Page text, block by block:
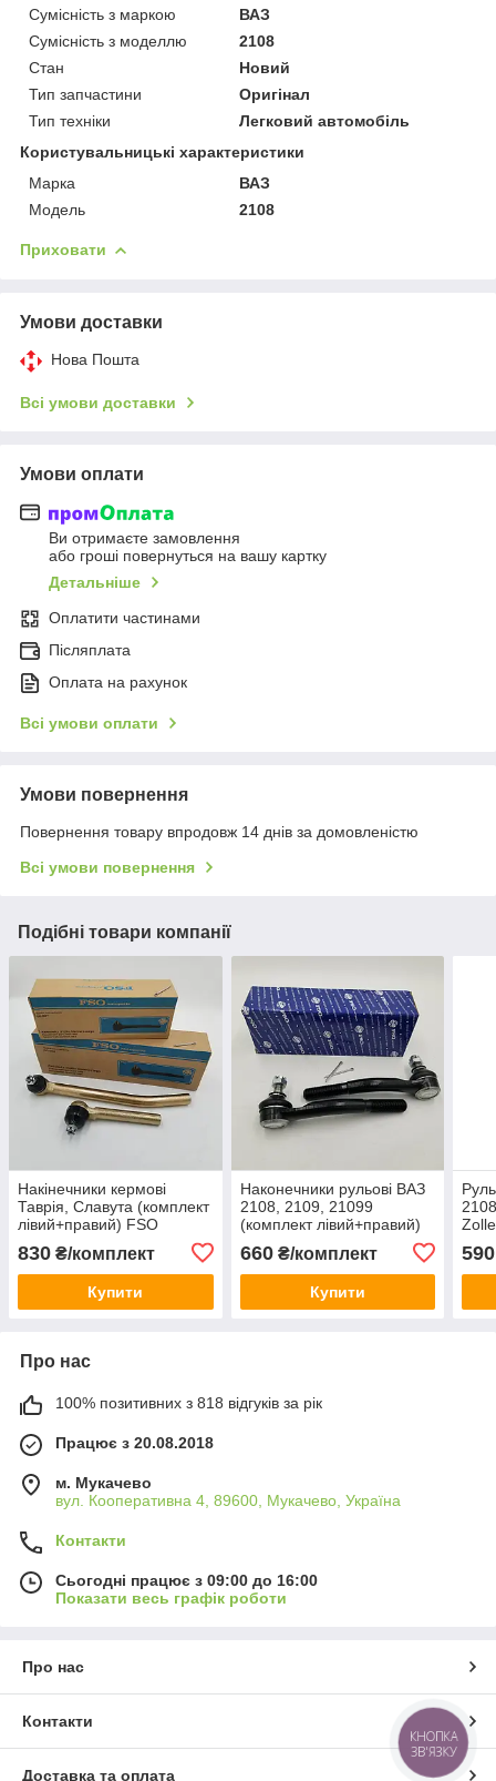
Сумісність з маркою
ВАЗ
Сумісність з моделлю
2108
Стан
Новий
Тип запчастини
Оригінал
Тип техніки
Легковий автомобіль
Користувальницькі характеристики
Марка
ВАЗ
Мoдель
2108
Приховати
Умови доставки
Нова Пошта
Всі умови доставки
Умови оплати
Ви отримаєте замовлення
або гроші повернуться на вашу картку
Детальніше
Оплатити частинами
Післяплата
Оплата на рахунок
Всі умови оплати
Умови повернення
Повернення товару впродовж 14 днів за домовленістю
Всі умови повернення
Подібні товари компанії
Накінечники кермові
Таврія, Славута (комплект
лівий+правий) FSO
830 ₴/комплект
Купити
Наконечники рульові ВАЗ
2108, 2109, 21099
(комплект лівий+правий)
660₴/комплект
Купити
590
Про нас
100% позитивних з 818 відгуків за рік
Працює з 20.08.2018
м. Мукачево
вул. Кооперативна 4, 89600, Мукачево, Україна
Контакти
Сьогодні працює з 09:00 до 16:00
Показати весь графік роботи
Про нас
Контакти
Доставка та оплата
КНОПКА
ЗВ'ЯЗКУ